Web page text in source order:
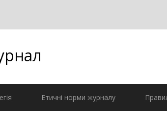
Етичні норми журналу